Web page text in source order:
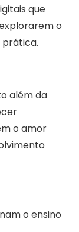
que
o
prática.
além da
o amor
o ensino